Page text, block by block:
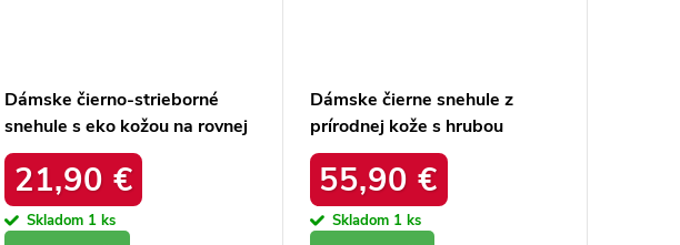
Dámske čierno-strieborné
snehule s eko kožou na rovnej
podrážke, kód produktu 23-
34586 SREBRNY
21,90 €
Skladom 1 ks
Dámske čierne snehule z
prírodnej kože s hrubou
podrážkou a zateplením, kód
produktu OO274A206
55,90 €
Skladom 1 ks